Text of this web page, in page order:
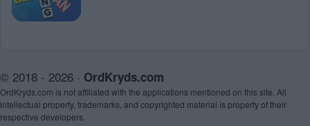
© 2018 - 2026 · OrdKryds.com
OrdKryds.com is not affiliated with the applications mentioned on this site. All
intellectual property, trademarks, and copyrighted material is property of their
respective developers.